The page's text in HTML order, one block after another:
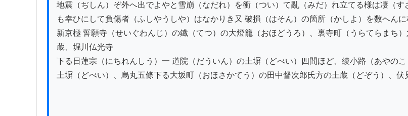
地震（ぢしん）ぞ外へ出でよやと雪崩（なだれ）を衝（つい）て亂（みだ）れ立てる様は凄（
も幸ひにして負傷者（ふしやうしや）はなかりき又 破損（はそん）の箇所（かしよ）を数へん
新京極 誓願寺（せいぐわんじ）の鐡（てつ）の大燈籠（おほどうろ）、裏寺町（うらてらまち
蔵、堀川仏光寺
下る日蓮宗（にちれんしう）一 道院（だういん）の土塀（どべい）四間ほど、綾小路（あやの
土塀（どべい）、烏丸五條下る大坂町（おほさかてう）の田中督次郎氏方の土蔵（どぞう）、